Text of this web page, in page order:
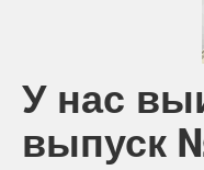
У нас
выпуск